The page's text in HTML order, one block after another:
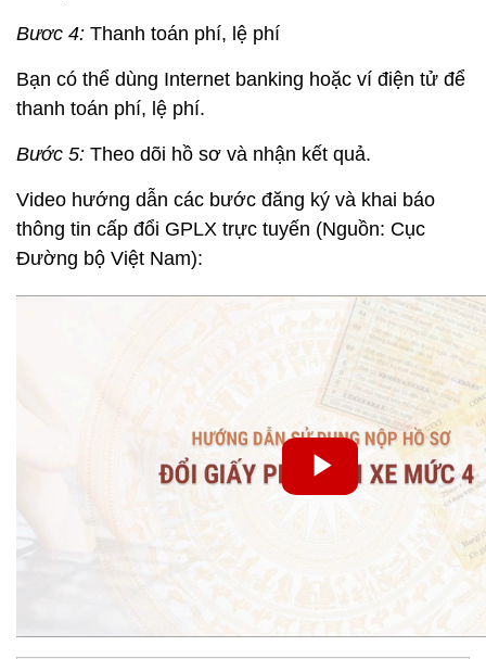
Bươc 4: Thanh toán phí, lệ phí
Bạn có thể dùng Internet banking hoặc ví điện tử để
thanh toán phí, lệ phí.
Bước 5: Theo dõi hồ sơ và nhận kết quả.
Video hướng dẫn các bước đăng ký và khai báo
thông tin cấp đổi GPLX trực tuyến (Nguồn: Cục
Đường bộ Việt Nam):